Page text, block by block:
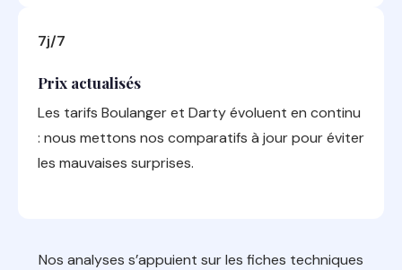
7j/7
Prix actualisés
Les tarifs Boulanger et Darty évoluent en continu
: nous mettons nos comparatifs à jour pour éviter
les mauvaises surprises.
Nos analyses s’appuient sur les fiches techniques